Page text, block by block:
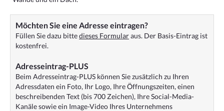
Möchten Sie eine Adresse eintragen?
Füllen Sie dazu bittedieses Formularaus. Der Basis-Eintrag ist
kostenfrei.
Adresseintrag-PLUS
Beim Adresseintrag-PLUS können Sie zusätzlich zu Ihren
Adressdaten ein Foto, Ihr Logo, Ihre Öffnungszeiten, einen
beschreibenden Text (bis 700 Zeichen), Ihre Social-Media-
Kanäle sowie ein Image-Video Ihres Unternehmens